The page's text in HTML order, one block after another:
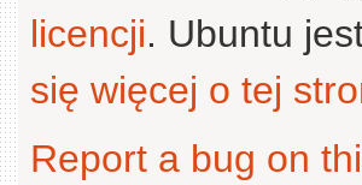
licencji. Ubuntu
się więcej o tej
Report a bug on